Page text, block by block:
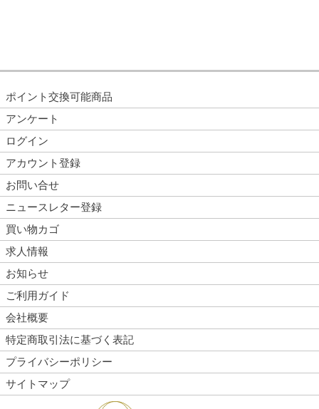
ポイント交換可能商品
アンケート
ログイン
アカウント登録
お問い合せ
ニュースレター登録
買い物カゴ
求人情報
お知らせ
ご利用ガイド
会社概要
特定商取引法に基づく表記
プライバシーポリシー
サイトマップ